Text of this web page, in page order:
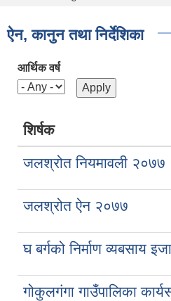
ऐन, कानुन तथा निर्देशिका
आर्थिक वर्ष
शिर्षक
जलश्रोत नियमावली २०७७
जलश्रोत ऐन २०७७
घ बर्गको निर्माण व्यबसाय
गोकुलगंगा गाउँपालिका